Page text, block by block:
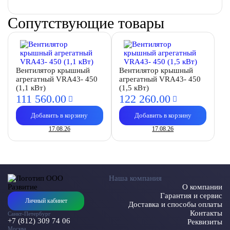
Сопутствующие товары
Вентилятор крышный
агрегатный VRA43- 450
(1,1 кВт)
111 560.00
Добавить в корзину
17.08.26
Вентилятор крышный
агрегатный VRA43- 450
(1,5 кВт)
122 260.00
Добавить в корзину
17.08.26
Личный кабинет
Санкт-Петербург
+7 (812) 309 74 06
Москва
Наша компания
О компании
Гарантия и сервис
Доставка и способы оплаты
Контакты
Реквизиты